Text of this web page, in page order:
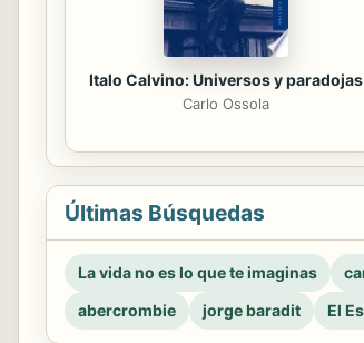
Italo Calvino: Universos y paradojas
Carlo Ossola
Últimas Búsquedas
La vida no es lo que te imaginas
abercrombie
jorge baradit El